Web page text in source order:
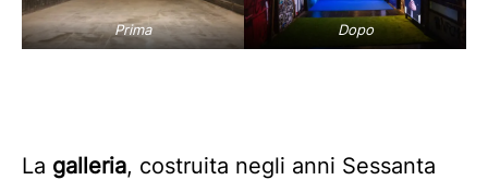
Prima Dopo
La galleria, costruita negli anni Sessanta